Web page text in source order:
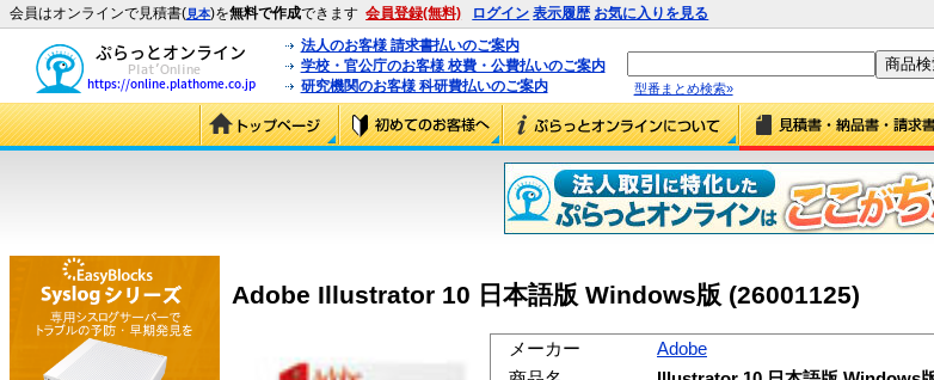
会員はオンラインで見積書(見本)を無料で作成できます 会員登録(無料) ログイン 表示履歴 お気に入りを見る
法人のお客様 請求書払いのご案内
学校・官公庁のお客様 校費・公費払いのご案内
研究機関のお客様 科研費払いのご案内
型番まとめ検索»
Adobe Illustrator 10 日本語版 Windows版 (26001125)
メーカー
Adobe